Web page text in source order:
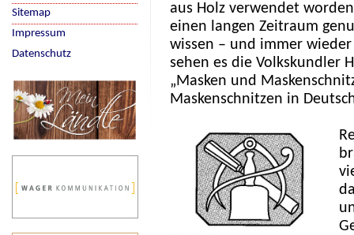
aus Holz verwendet
einen langen Zeitraum
wissen – und immer
sehen es die Volkskundler
„Masken und
Maskenschnitzen in
Sitemap
Impressum
Datenschutz